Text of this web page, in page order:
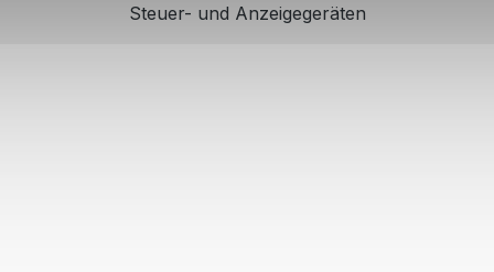
Steuer- und Anzeigegeräten